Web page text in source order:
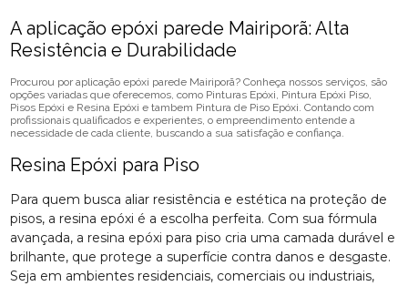
A aplicação epóxi parede Mairiporã: Alta
Resistência e Durabilidade
Procurou por aplicação epóxi parede Mairiporã? Conheça nossos serviços, são
opções variadas que oferecemos, como Pinturas Epóxi, Pintura Epóxi Piso,
Pisos Epóxi e Resina Epóxi e tambem Pintura de Piso Epóxi. Contando com
profissionais qualificados e experientes, o empreendimento entende a
necessidade de cada cliente, buscando a sua satisfação e confiança.
Resina Epóxi para Piso
Para quem busca aliar resistência e estética na proteção de
pisos, a resina epóxi é a escolha perfeita. Com sua fórmula
avançada, a resina epóxi para piso cria uma camada durável e
brilhante, que protege a superfície contra danos e desgaste.
Seja em ambientes residenciais, comerciais ou industriais,